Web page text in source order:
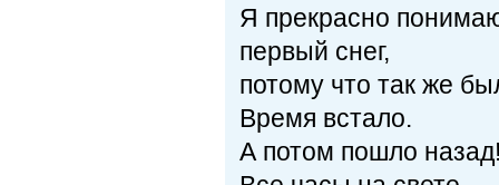
Я прекрасно
первый снег,
потому что так же
Время встало.
А потом пошло